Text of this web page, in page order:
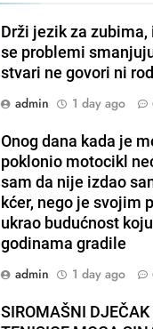
Drži jezik za zubima,
se problemi
stvari ne govori ni
admin
1 day ago
Onog dana kada je
poklonio motocikl
sam da nije izdao
kćer, nego je svojim
ukrao budućnost
godinama gradile
admin
1 day ago
SIROMAŠNI DJEČAK